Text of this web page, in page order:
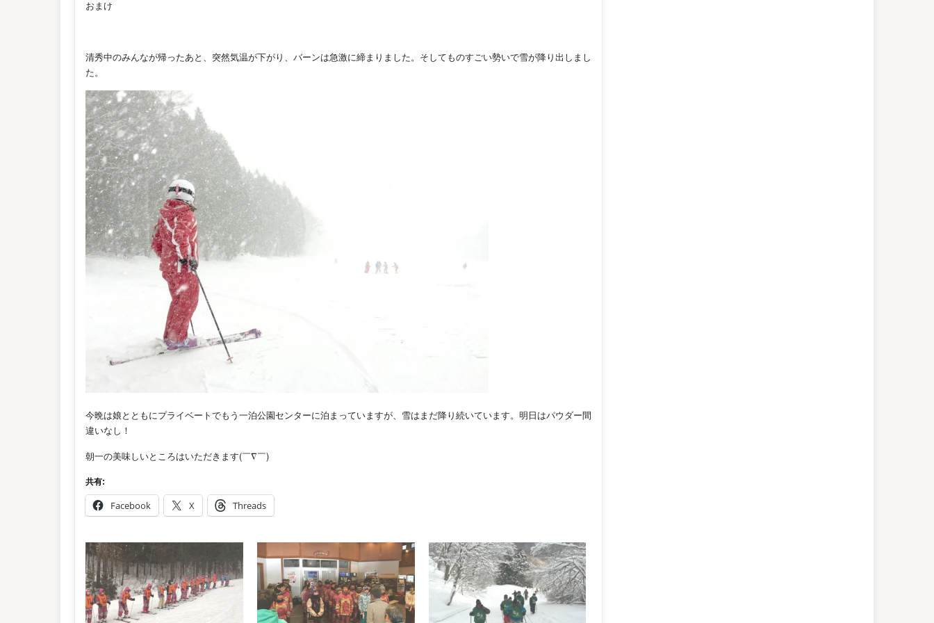
おまけ
清秀中のみんなが帰ったあと、突然気温が下がり、バーンは急激に締まりました。そしてものすごい勢いで雪が降り出しまし
た。
今晩は娘とともにプライベートでもう一泊公園センターに泊まっていますが、雪はまだ降り続いています。明日はパウダー間
違いなし！
朝一の美味しいところはいただきます(￣∇￣)
共有:
Facebook X Threads